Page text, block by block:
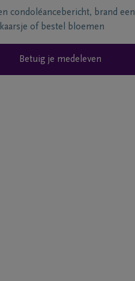
condoléancebericht, brand een
kaarsje of bestel bloemen
Betuig je medeleven